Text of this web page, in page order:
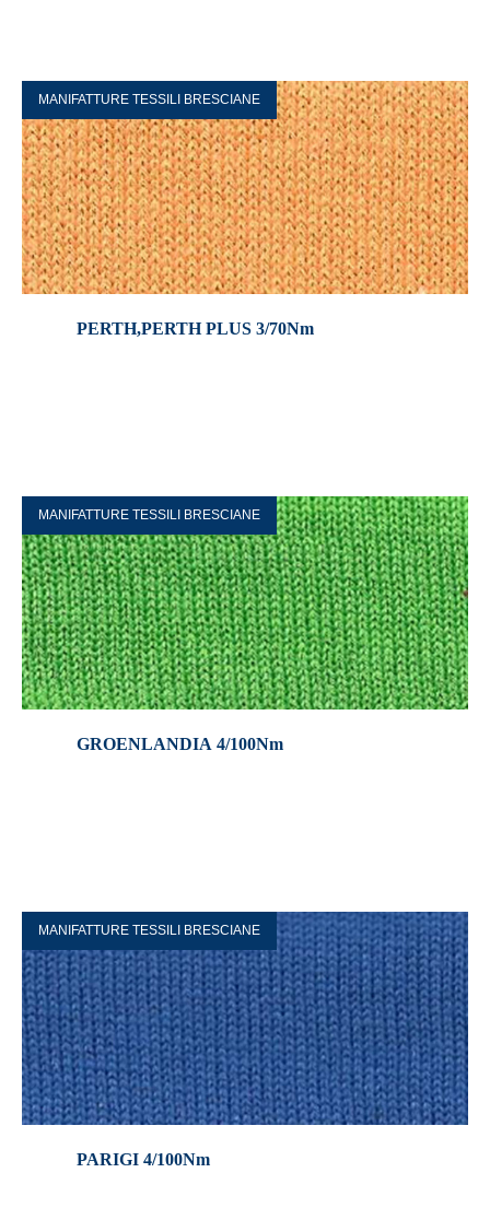
MANIFATTURE TESSILI BRESCIANE
PERTH,PERTH PLUS 3/70Nm
MANIFATTURE TESSILI BRESCIANE
GROENLANDIA 4/100Nm
MANIFATTURE TESSILI BRESCIANE
PARIGI 4/100Nm